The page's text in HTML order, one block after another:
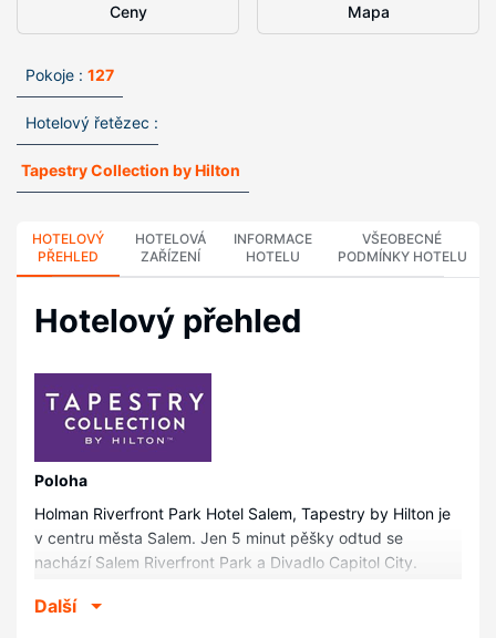
Ceny Mapa
Pokoje : 127
Hotelový řetězec :
Tapestry Collection by Hilton
HOTELOVÝ
PŘEHLED
HOTELOVÁ
ZAŘÍZENÍ
INFORMACE
HOTELU
VŠEOBECNÉ
PODMÍNKY HOTELU
Hotelový přehled
Poloha
Holman Riverfront Park Hotel Salem, Tapestry by Hilton je
v centru města Salem. Jen 5 minut pěšky odtud se
nachází Salem Riverfront Park a Divadlo Capitol City.
Salem a 0,3 km od Salem Riverfront Carousel (kolotoč).
Další